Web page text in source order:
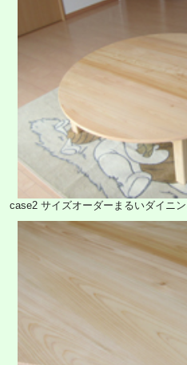
case2 サイズオーダーまるいダイニ